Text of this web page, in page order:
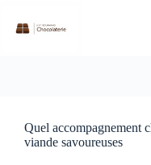
contenu
Quel accompagnement
viande savoureuses